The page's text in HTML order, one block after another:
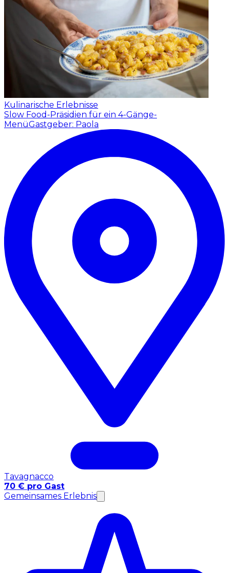
Kulinarische Erlebnisse
Slow Food-Präsidien für ein 4-Gänge-
MenüGastgeber: Paola
Tavagnacco
70 € pro Gast
Gemeinsames Erlebnis